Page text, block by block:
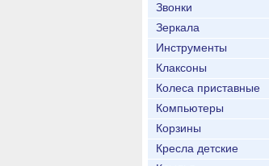
Звонки
Зеркала
Инструменты
Клаксоны
Колеса приставные
Компьютеры
Корзины
Кресла детские